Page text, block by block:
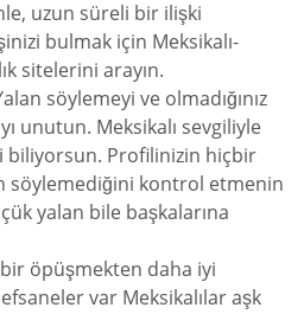
uzun süreli bir ilişki
bulmak için Meksikalı-
sitelerini arayın.
söylemeyi ve olmadığınız
unutun. Meksikalı sevgiliyle
biliyorsun. Profilinizin hiçbir
söylemediğini kontrol etmenin
yalan bile başkalarına
öpüşmekten daha iyi
var Meksikalılar aşk